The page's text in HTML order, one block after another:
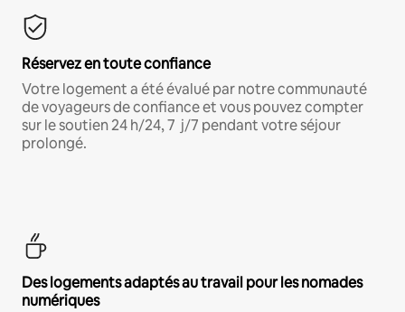
Réservez en toute confiance
Votre logement a été évalué par notre communauté
de voyageurs de confiance et vous pouvez compter
sur le soutien 24 h/24, 7 j/7 pendant votre séjour
prolongé.
Des logements adaptés au travail pour les nomades
numériques